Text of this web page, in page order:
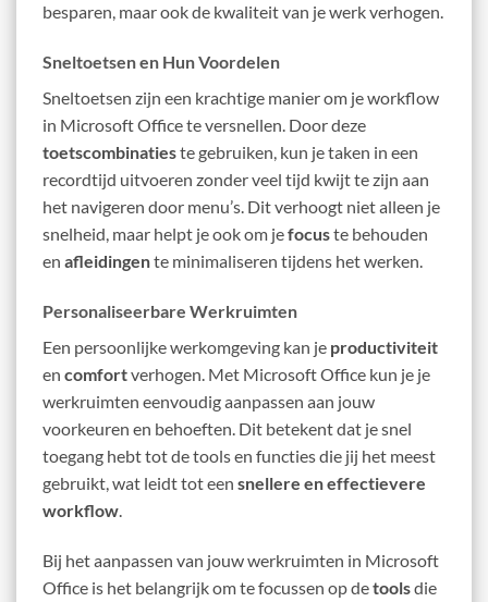
besparen, maar ook de kwaliteit van je werk verhogen.
Sneltoetsen en Hun Voordelen
Sneltoetsen zijn een krachtige manier om je workflow
in Microsoft Office te versnellen. Door deze
toetscombinatieste gebruiken, kun je taken in een
recordtijd uitvoeren zonder veel tijd kwijt te zijn aan
het navigeren door menu’s. Dit verhoogt niet alleen je
snelheid, maar helpt je ook om jefocuste behouden
en afleidingente minimaliseren tijdens het werken.
Personaliseerbare Werkruimten
Een persoonlijke werkomgeving kan je productiviteit
en comfortverhogen. Met Microsoft Office kun je je
werkruimten eenvoudig aanpassen aan jouw
voorkeuren en behoeften. Dit betekent dat je snel
toegang hebt tot de tools en functies die jij het meest
gebruikt, wat leidt tot een snellere en effectievere
workflow.
Bij het aanpassen van jouw werkruimten in Microsoft
Office is het belangrijk om te focussen op detoolsdie